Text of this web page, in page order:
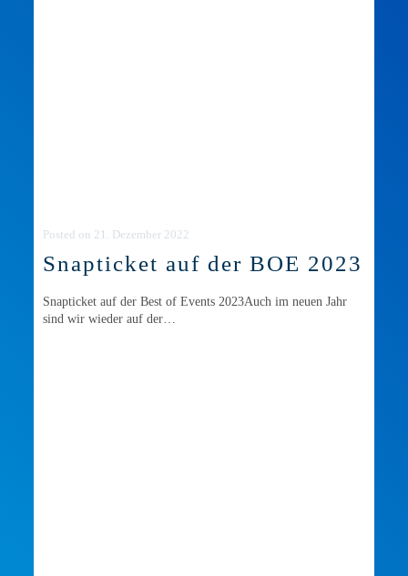
Posted on 21. Dezember 2022
Snapticket auf der BOE 2023
Snapticket auf der Best of Events 2023Auch im neuen Jahr
sind wir wieder auf der…